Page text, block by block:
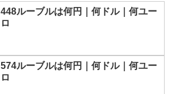
448ルーブルは何円｜何ドル｜何ユー
ロ
574ルーブルは何円｜何ドル｜何ユー
ロ